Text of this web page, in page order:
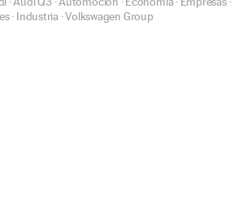
· Industria·Volkswagen Group